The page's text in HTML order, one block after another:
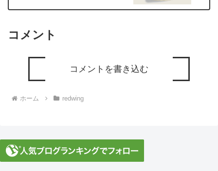
コメント
コメントを書き込む
ホーム redwing